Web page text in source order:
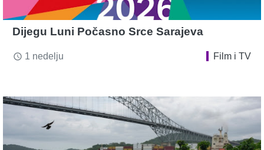
Dijegu Luni Počasno Srce Sarajeva
access_time 1 nedelju Film i TV